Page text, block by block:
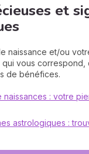
et
naissance et/ou
vous correspond,
de bénéfices.
naissances : votre
astrologiques :